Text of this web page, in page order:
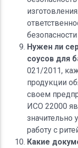
Нужен ли
соусов для
021/2011,
продукции
своем
ИСО 22000
значительно
работу с
Какие